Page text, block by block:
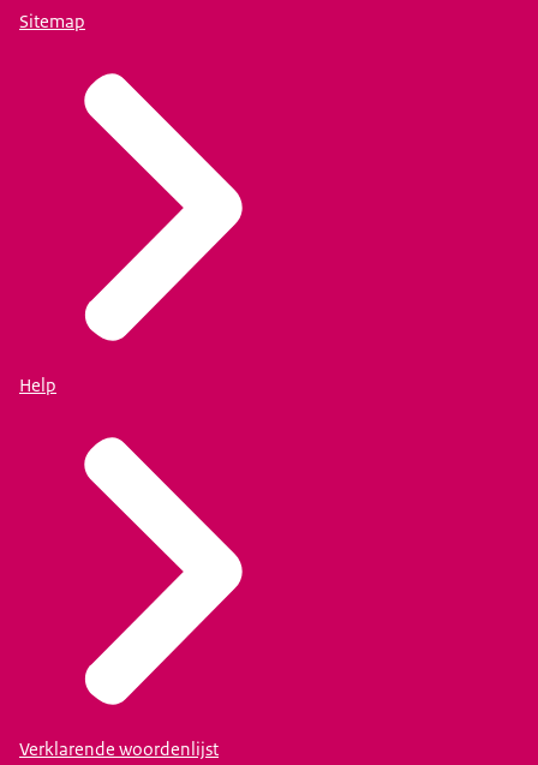
Sitemap
Help
Verklarende woordenlijst